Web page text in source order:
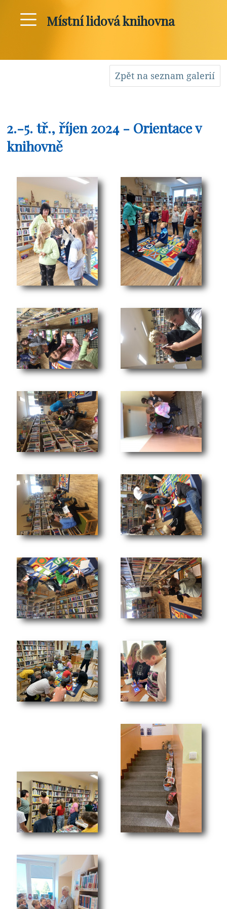
Místní lidová knihovna
Zpět na seznam galerií
2.-5. tř., říjen 2024 - Orientace v
knihovně